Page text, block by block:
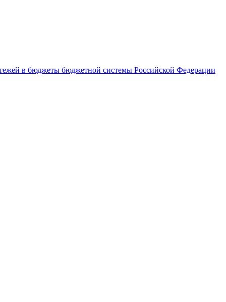
в бюджеты бюджетной системы Российской Федерации